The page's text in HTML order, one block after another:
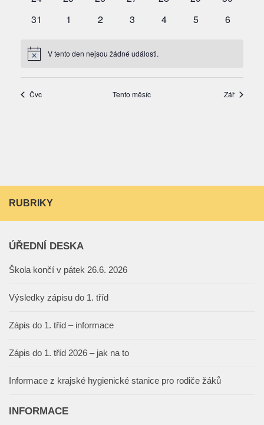
RUBRIKY
ÚŘEDNÍ DESKA
Škola končí v pátek 26.6. 2026
Výsledky zápisu do 1. tříd
Zápis do 1. tříd – informace
Zápis do 1. tříd 2026 – jak na to
Informace z krajské hygienické stanice pro rodiče žáků
INFORMACE